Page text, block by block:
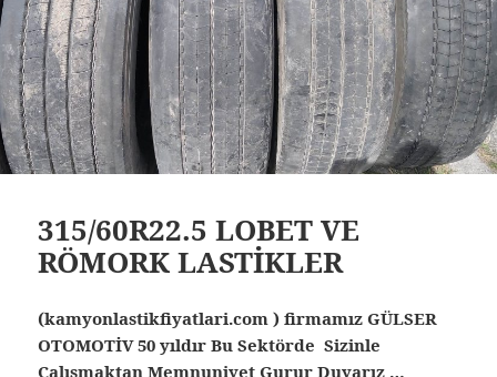
315/60R22.5 LOBET VE
RÖMORK LASTİKLER
(kamyonlastikfiyatlari.com ) firmamız GÜLSER
OTOMOTİV 50 yıldır Bu Sektörde Sizinle
Çalışmaktan Memnuniyet Gurur Duyarız …